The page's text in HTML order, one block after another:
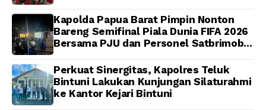
Kapolda Papua Barat Pimpin Nonton
Bareng Semifinal Piala Dunia FIFA 2026
Bersama PJU dan Personel Satbrimob
Perkuat Sinergitas, Kapolres Teluk
Bintuni Lakukan Kunjungan Silaturahmi
ke Kantor Kejari Bintuni